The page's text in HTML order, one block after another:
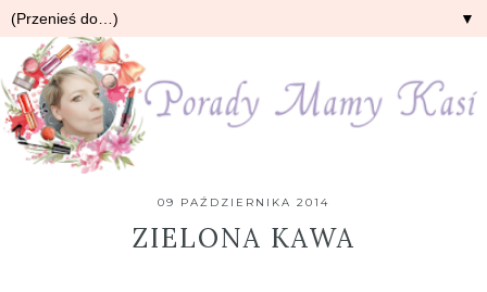
▼
09 PAŹDZIERNIKA 2014
ZIELONA KAWA